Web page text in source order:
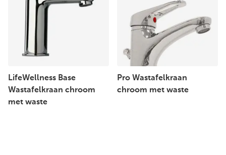
LifeWellness Base
Wastafelkraan chroom
met waste
Pro Wastafelkraan
chroom met waste